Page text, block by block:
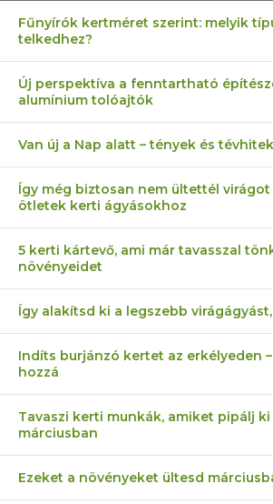
Fűnyírók kertméret szerint: melyik
telkedhez?
Új perspektíva a fenntartható
alumínium tolóajtók
Van új a Nap alatt – tények és
Így még biztosan nem ültettél virágot
ötletek kerti ágyásokhoz
5 kerti kártevő, ami már tavasszal
növényeidet
Így alakítsd ki a legszebb
Indíts burjánzó kertet az erkélyeden
hozzá
Tavaszi kerti munkák, amiket pipálj
márciusban
Ezeket a növényeket ültesd